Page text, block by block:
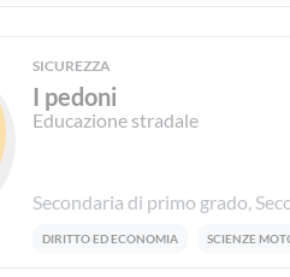
SICUREZZA
I pedoni
Educazione stradale
Secondaria di primo grado,
DIRITTO ED ECONOMIA SCIENZE